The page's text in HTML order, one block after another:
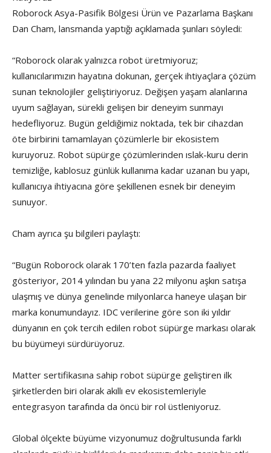
Roborock Asya-Pasifik Bölgesi Ürün ve Pazarlama Başkanı
Dan Cham, lansmanda yaptığı açıklamada şunları söyledi:
“Roborock olarak yalnızca robot üretmiyoruz;
kullanıcılarımızın hayatına dokunan, gerçek ihtiyaçlara çözüm
sunan teknolojiler geliştiriyoruz. Değişen yaşam alanlarına
uyum sağlayan, sürekli gelişen bir deneyim sunmayı
hedefliyoruz. Bugün geldiğimiz noktada, tek bir cihazdan
öte birbirini tamamlayan çözümlerle bir ekosistem
kuruyoruz. Robot süpürge çözümlerinden ıslak-kuru derin
temizliğe, kablosuz günlük kullanıma kadar uzanan bu yapı,
kullanıcıya ihtiyacına göre şekillenen esnek bir deneyim
sunuyor.
Cham ayrıca şu bilgileri paylaştı:
“Bugün Roborock olarak 170’ten fazla pazarda faaliyet
gösteriyor, 2014 yılından bu yana 22 milyonu aşkın satışa
ulaşmış ve dünya genelinde milyonlarca haneye ulaşan bir
marka konumundayız. IDC verilerine göre son iki yıldır
dünyanın en çok tercih edilen robot süpürge markası olarak
bu büyümeyi sürdürüyoruz.
Matter sertifikasına sahip robot süpürge geliştiren ilk
şirketlerden biri olarak akıllı ev ekosistemleriyle
entegrasyon tarafında da öncü bir rol üstleniyoruz.
Global ölçekte büyüme vizyonumuz doğrultusunda farklı